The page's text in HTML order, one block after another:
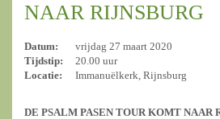
NAAR RIJNSBURG
Datum:
vrijdag 27 maart 2020
Tijdstip:
20.00 uur
Locatie:
Immanuëlkerk, Rijnsburg
DE PSALM PASEN TOUR KOMT NAAR